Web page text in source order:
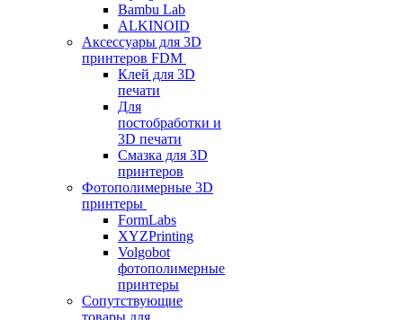
Bambu Lab
ALKINOID
Аксессуары для 3D
принтеров FDM
Клей для 3D
печати
Для
постобработки и
3D печати
Смазка для 3D
принтеров
Фотополимерные 3D
принтеры
FormLabs
XYZPrinting
Volgobot
фотополимерные
принтеры
Сопутствующие
товары для